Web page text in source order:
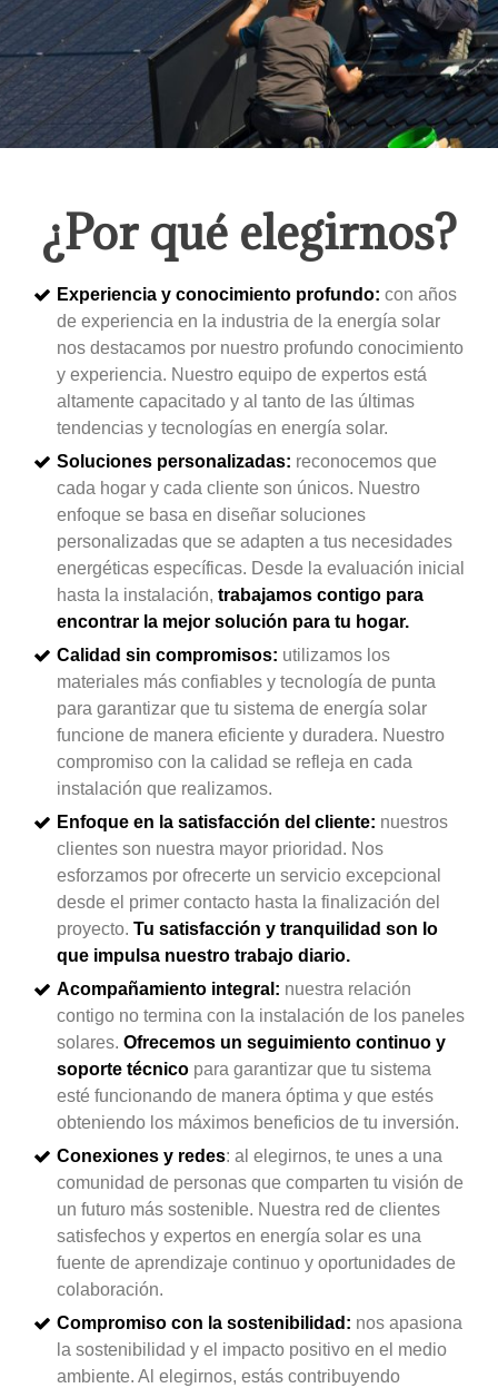
¿Por qué elegirnos?
Experiencia y conocimiento profundo: con años
de experiencia en la industria de la energía solar
nos destacamos por nuestro profundo conocimiento
y experiencia. Nuestro equipo de expertos está
altamente capacitado y al tanto de las últimas
tendencias y tecnologías en energía solar.
Soluciones personalizadas: reconocemos que
cada hogar y cada cliente son únicos. Nuestro
enfoque se basa en diseñar soluciones
personalizadas que se adapten a tus necesidades
energéticas específicas. Desde la evaluación inicial
hasta la instalación, trabajamos contigo para
encontrar la mejor solución para tu hogar.
Calidad sin compromisos: utilizamos los
materiales más confiables y tecnología de punta
para garantizar que tu sistema de energía solar
funcione de manera eficiente y duradera. Nuestro
compromiso con la calidad se refleja en cada
instalación que realizamos.
Enfoque en la satisfacción del cliente: nuestros
clientes son nuestra mayor prioridad. Nos
esforzamos por ofrecerte un servicio excepcional
desde el primer contacto hasta la finalización del
proyecto. Tu satisfacción y tranquilidad son lo
que impulsa nuestro trabajo diario.
Acompañamiento integral: nuestra relación
contigo no termina con la instalación de los paneles
solares. Ofrecemos un seguimiento continuo y
soporte técnico para garantizar que tu sistema
esté funcionando de manera óptima y que estés
obteniendo los máximos beneficios de tu inversión.
Conexiones y redes: al elegirnos, te unes a una
comunidad de personas que comparten tu visión de
un futuro más sostenible. Nuestra red de clientes
satisfechos y expertos en energía solar es una
fuente de aprendizaje continuo y oportunidades de
colaboración.
Compromiso con la sostenibilidad: nos apasiona
la sostenibilidad y el impacto positivo en el medio
ambiente. Al elegirnos, estás contribuyendo